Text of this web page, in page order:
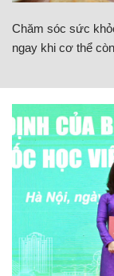
Chăm sóc sức
ngay khi cơ thể